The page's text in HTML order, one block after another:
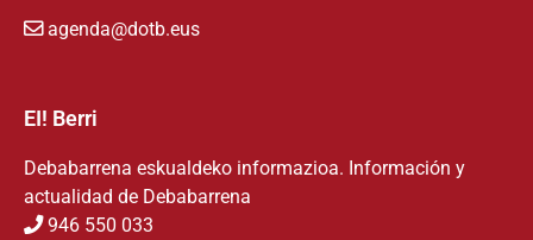
agenda@dotb.eus
EI! Berri
Debabarrena eskualdeko informazioa. Información y
actualidad de Debabarrena
946 550 033